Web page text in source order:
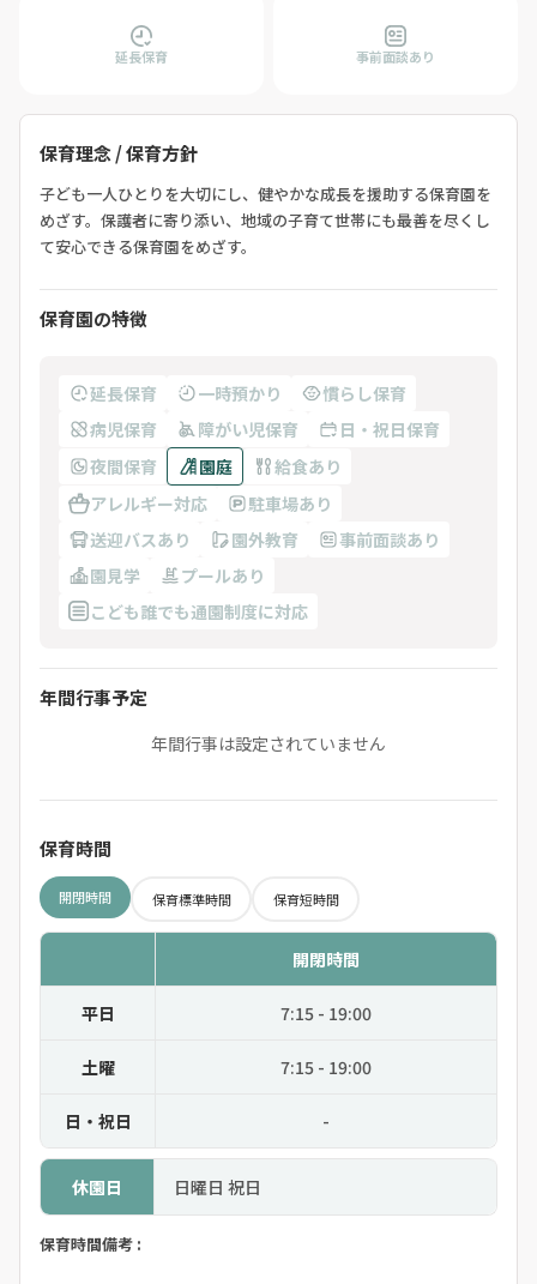
延長保育 事前面談あり
保育理念 / 保育方針
子ども一人ひとりを大切にし、健やかな成長を援助する保育園を
めざす。保護者に寄り添い、地域の子育て世帯にも最善を尽くし
て安心できる保育園をめざす。
保育園の特徴
延長保育 一時預かり
慣らし保育
病児保育
障がい児保育
日・祝日保育
夜間保育
園庭
給食あり
アレルギー対応
駐車場あり
送迎バスあり
園外教育
事前面談あり
園見学
プールあり
こども誰でも通園制度に対応
年間行事予定
年間行事は設定されていません
保育時間
開閉時間 保育標準時間 保育短時間
開閉時間
平日 7:15 - 19:00
土曜 7:15 - 19:00
日・祝日 -
休園日 日曜日 祝日
保育時間備考 :